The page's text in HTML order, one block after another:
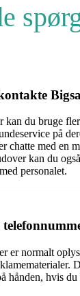
kan du bruge
på
chatte med en
kan du
personalet.
er normalt
hånden, hvis